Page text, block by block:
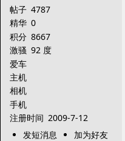
帖子 4787
精华 0
积分 8667
激骚 92 度
爱车
主机
相机
手机
注册时间 2009-7-12
发短消息
加为好友